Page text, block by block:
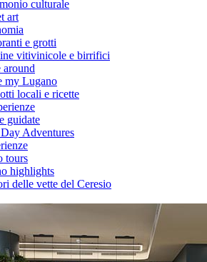
culturale
art
e grotti
vitivinicole e birrifici
around
my Lugano
locali e ricette
guidate
Adventures
tours
highlights
delle vette del Ceresio